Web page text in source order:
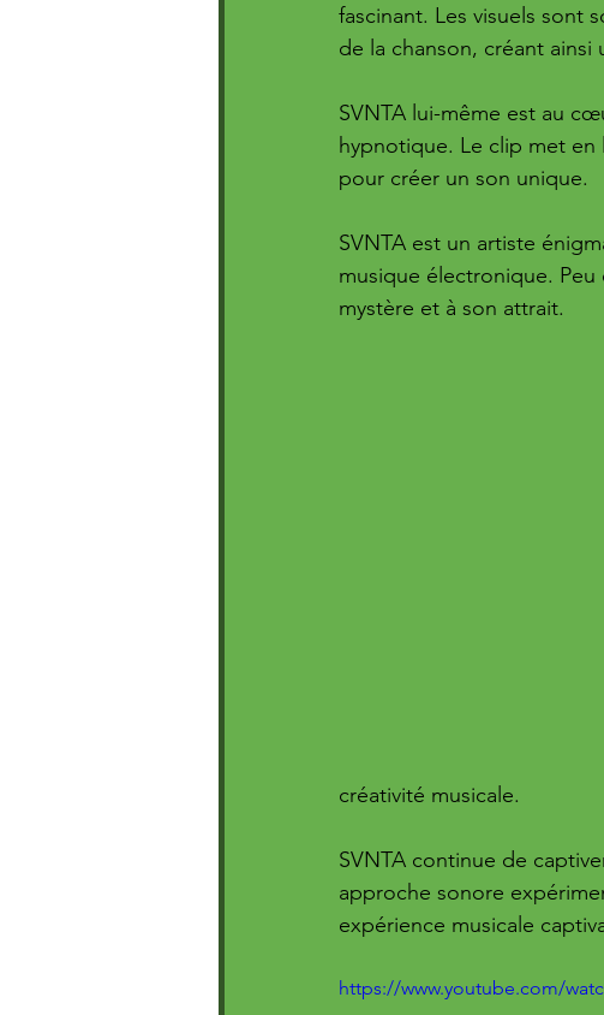
fascinant. Les visuels sont
de la chanson, créant ainsi
SVNTA lui-même est au
hypnotique. Le clip met en
pour créer un son unique.
SVNTA est un artiste
musique électronique.
mystère et à son attrait.
créativité musicale.
SVNTA continue de
approche sonore
expérience musicale
https://www.youtube.com/